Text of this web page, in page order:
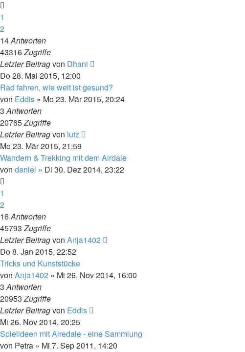
1
2
14Antworten
43316Zugriffe
Letzter Beitragvon Dhani
Do 28. Mai 2015, 12:00
Rad fahren, wie weit ist gesund?
von Eddis » Mo 23. Mär 2015, 20:24
3Antworten
20765Zugriffe
Letzter Beitragvon lutz
Mo 23. Mär 2015, 21:59
Wandern & Trekking mit dem Airdale
von daniel » Di 30. Dez 2014, 23:22
1
2
16Antworten
45793Zugriffe
Letzter Beitragvon Anja1402
Do 8. Jan 2015, 22:52
Tricks und Kunststücke
von Anja1402 » Mi 26. Nov 2014, 16:00
3Antworten
20953Zugriffe
Letzter Beitragvon Eddis
Mi 26. Nov 2014, 20:25
Spielideen mit Airedale - eine Sammlung
von Petra » Mi 7. Sep 2011, 14:20